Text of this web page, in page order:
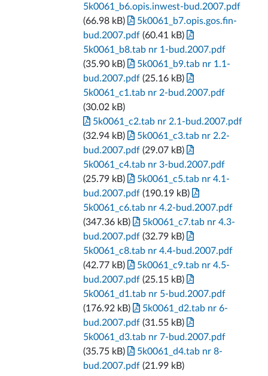
5k0061_b6.opis.inwest-bud.2007.pdf
(66.98 kB)
5k0061_b7.opis.gos.fin-
bud.2007.pdf (60.41 kB)
5k0061_b8.tab nr 1-bud.2007.pdf
(35.90 kB)
5k0061_b9.tab nr 1.1-
bud.2007.pdf (25.16 kB)
5k0061_c1.tab nr 2-bud.2007.pdf
(30.02 kB)
5k0061_c2.tab nr 2.1-bud.2007.pdf
(32.94 kB)
5k0061_c3.tab nr 2.2-
bud.2007.pdf (29.07 kB)
5k0061_c4.tab nr 3-bud.2007.pdf
(25.79 kB)
5k0061_c5.tab nr 4.1-
bud.2007.pdf (190.19 kB)
5k0061_c6.tab nr 4.2-bud.2007.pdf
(347.36 kB)
5k0061_c7.tab nr 4.3-
bud.2007.pdf (32.79 kB)
5k0061_c8.tab nr 4.4-bud.2007.pdf
(42.77 kB)
5k0061_c9.tab nr 4.5-
bud.2007.pdf (25.15 kB)
5k0061_d1.tab nr 5-bud.2007.pdf
(176.92 kB)
5k0061_d2.tab nr 6-
bud.2007.pdf (31.55 kB)
5k0061_d3.tab nr 7-bud.2007.pdf
(35.75 kB)
5k0061_d4.tab nr 8-
bud.2007.pdf (21.99 kB)